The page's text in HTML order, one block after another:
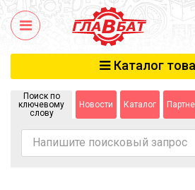
Каталог
Поиск по
ключевому
слову
Новости Каталог
× Меню
Регистрация
Ремонт дизельной топливной
Оптовые продажи